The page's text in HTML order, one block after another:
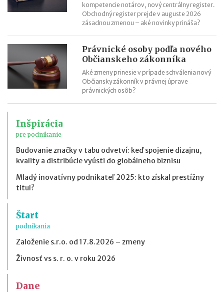
kompetencie notárov, nový centrálny register.
Obchodný register prejde v auguste 2026
zásadnou zmenou – aké novinky prináša?
Právnické osoby podľa nového
Občianskeho zákonníka
Aké zmeny prinesie v prípade schválenia nový
Občiansky zákonník v právnej úprave
právnických osôb?
Inšpirácia
pre podnikanie
Budovanie značky v tabu odvetví: keď spojenie dizajnu,
kvality a distribúcie vyústi do globálneho biznisu
Mladý inovatívny podnikateľ 2025: kto získal prestížny
titul?
Štart
podnikania
Založenie s.r.o. od 17.8.2026 – zmeny
Živnosť vs s. r. o. v roku 2026
Dane